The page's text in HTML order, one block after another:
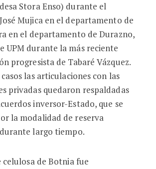
Stora Enso) durante el
Mujica en el departamento de
en el departamento de Durazno,
UPM durante la más reciente
progresista de Tabaré Vázquez.
las articulaciones con las
privadas quedaron respaldadas
inversor-Estado, que se
la modalidad de reserva
largo tiempo.
celulosa de Botnia fue